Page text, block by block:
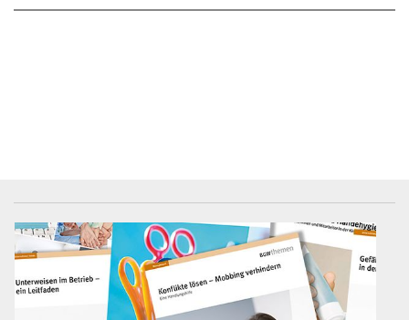
BGW-Mediencenter